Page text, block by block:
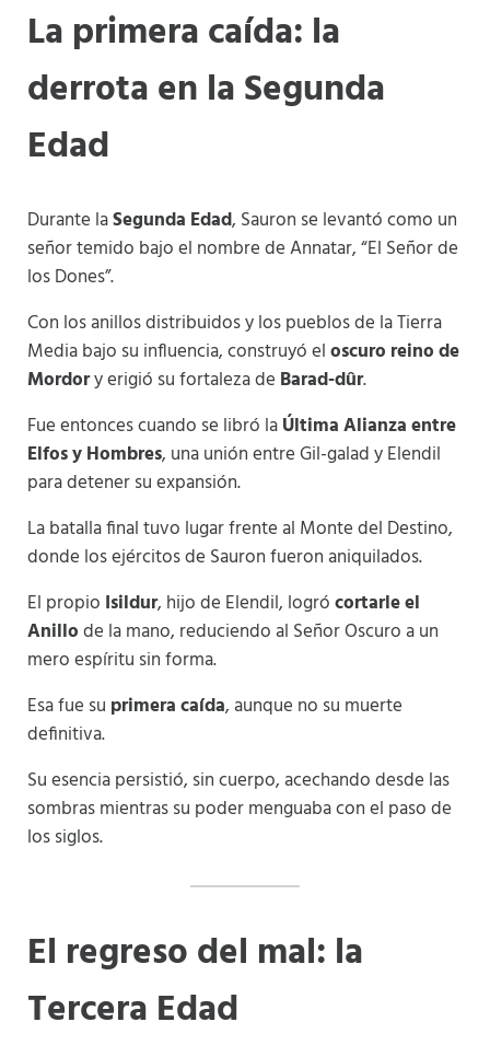
La primera caída: la
derrota en la Segunda
Edad
Durante laSegunda Edad, Sauron se levantó como un
señor temido bajo el nombre de Annatar, “El Señor de
los Dones”.
Con los anillos distribuidos y los pueblos de la Tierra
Media bajo su influencia, construyó eloscuro reino de
Mordory erigió su fortaleza de Barad-dûr.
Fue entonces cuando se libró laÚltima Alianza entre
Elfos y Hombres, una unión entre Gil-galad y Elendil
para detener su expansión.
La batalla final tuvo lugar frente al Monte del Destino,
donde los ejércitos de Sauron fueron aniquilados.
El propio Isildur, hijo de Elendil, logrócortarle el
Anillode la mano, reduciendo al Señor Oscuro a un
mero espíritu sin forma.
Esa fue su primera caída, aunque no su muerte
definitiva.
Su esencia persistió, sin cuerpo, acechando desde las
sombras mientras su poder menguaba con el paso de
los siglos.
El regreso del mal: la
Tercera Edad